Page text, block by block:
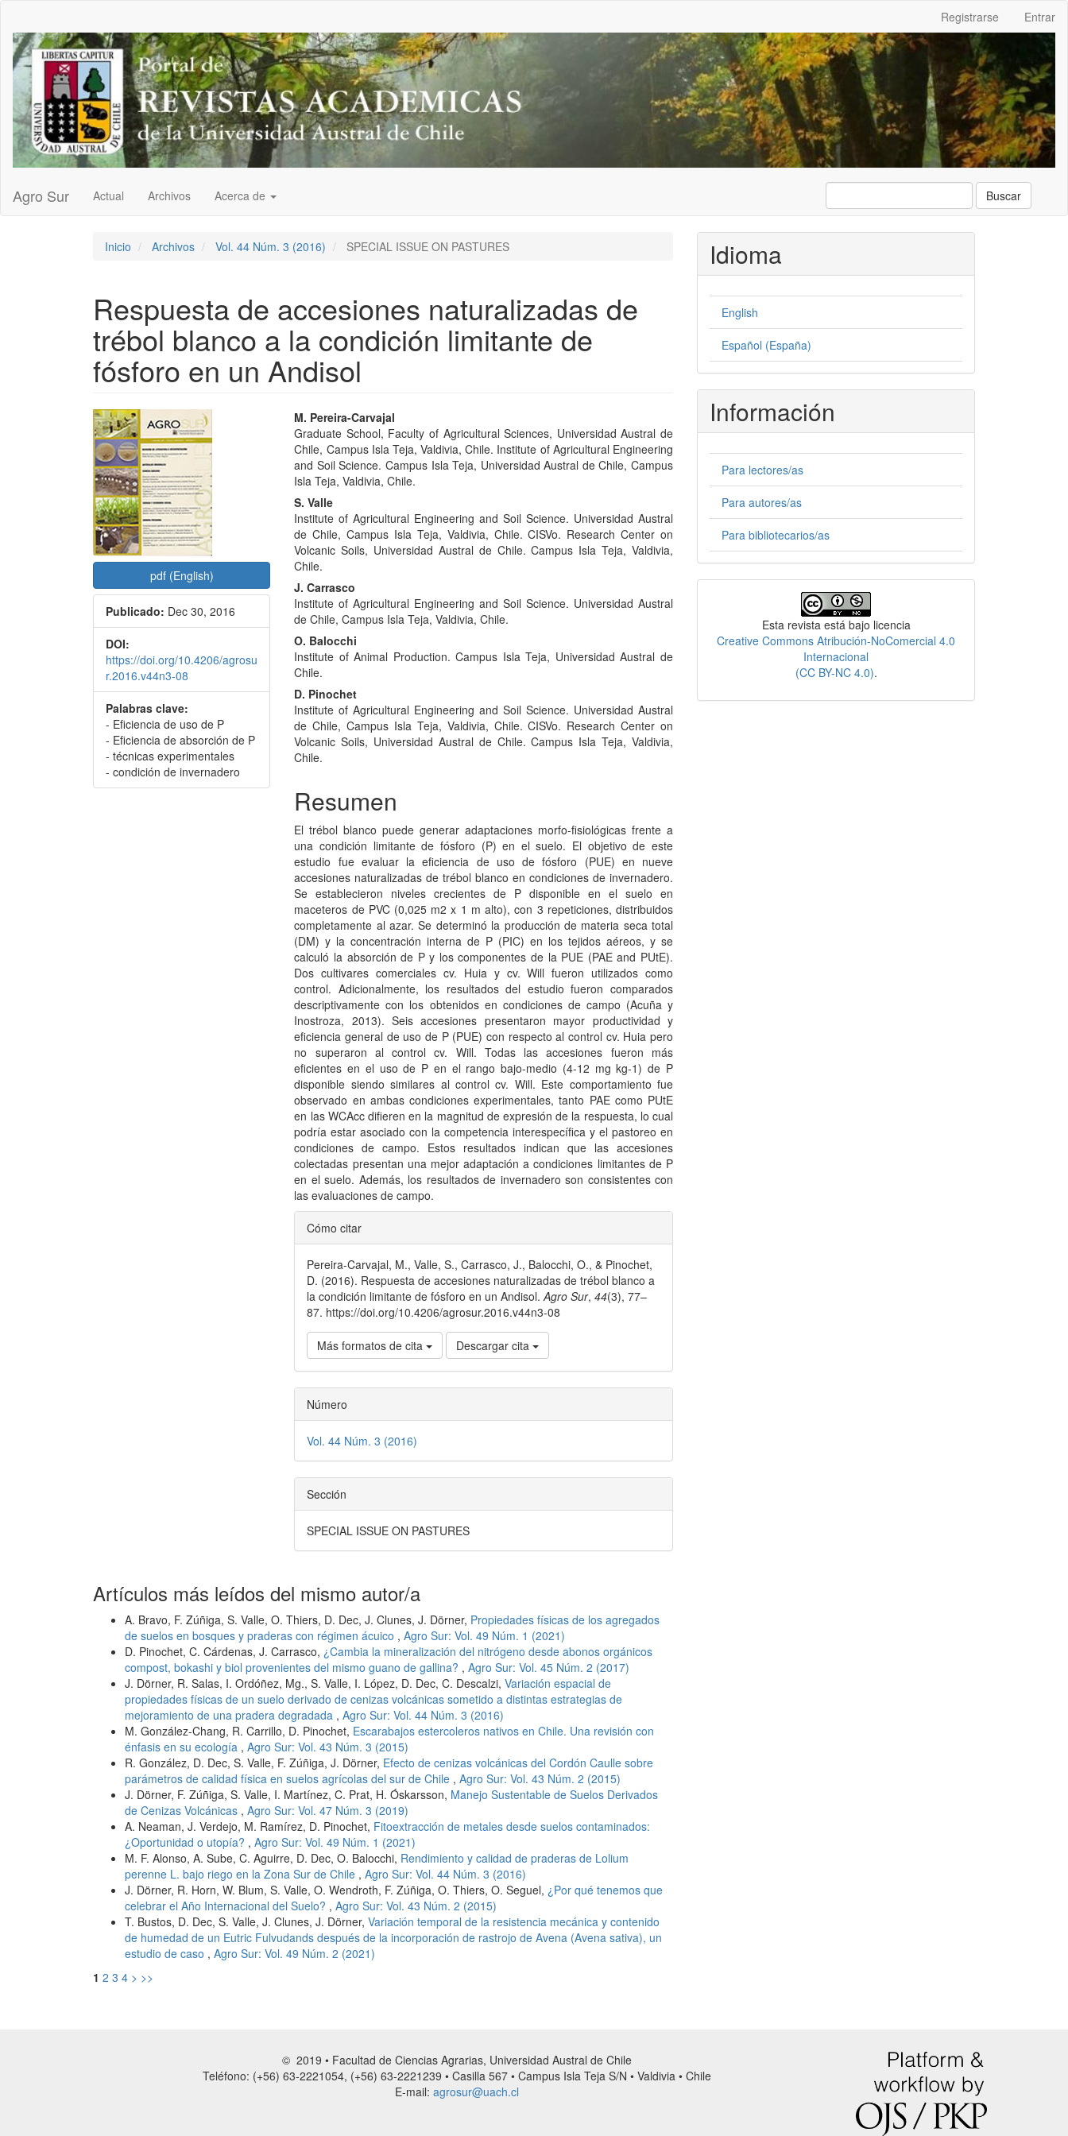
Contenido
principal
Barra
lateral
Registrarse Entrar
Agro Sur Actual Archivos Acerca de Buscar
Inicio Archivos Vol. 44 Núm. 3 (2016) SPECIAL ISSUE ON PASTURES
Respuesta de accesiones naturalizadas de
trébol blanco a la condición limitante de
fósforo en un Andisol
Barra
lateral
del
artículo
pdf (English)
Publicado: Dec 30, 2016
DOI:
https://doi.org/10.4206/agrosu
r.2016.v44n3-08
Palabras clave:
- Eficiencia de uso de P
- Eficiencia de absorción de P
- técnicas experimentales
- condición de invernadero
Contenido
principal
del
artículo
M. Pereira-Carvajal
Graduate School, Faculty of Agricultural Sciences, Universidad Austral de
Chile, Campus Isla Teja, Valdivia, Chile. Institute of Agricultural Engineering
and Soil Science. Campus Isla Teja, Universidad Austral de Chile, Campus
Isla Teja, Valdivia, Chile.
S. Valle
Institute of Agricultural Engineering and Soil Science. Universidad Austral
de Chile, Campus Isla Teja, Valdivia, Chile. CISVo. Research Center on
Volcanic Soils, Universidad Austral de Chile. Campus Isla Teja, Valdivia,
Chile.
J. Carrasco
Institute of Agricultural Engineering and Soil Science. Universidad Austral
de Chile, Campus Isla Teja, Valdivia, Chile.
O. Balocchi
Institute of Animal Production. Campus Isla Teja, Universidad Austral de
Chile.
D. Pinochet
Institute of Agricultural Engineering and Soil Science. Universidad Austral
de Chile, Campus Isla Teja, Valdivia, Chile. CISVo. Research Center on
Volcanic Soils, Universidad Austral de Chile. Campus Isla Teja, Valdivia,
Chile.
Resumen
El trébol blanco puede generar adaptaciones morfo-fisiológicas frente a
una condición limitante de fósforo (P) en el suelo. El objetivo de este
estudio fue evaluar la eficiencia de uso de fósforo (PUE) en nueve
accesiones naturalizadas de trébol blanco en condiciones de invernadero.
Se establecieron niveles crecientes de P disponible en el suelo en
maceteros de PVC (0,025 m2 x 1 m alto), con 3 repeticiones, distribuidos
completamente al azar. Se determinó la producción de materia seca total
(DM) y la concentración interna de P (PIC) en los tejidos aéreos, y se
calculó la absorción de P y los componentes de la PUE (PAE and PUtE).
Dos cultivares comerciales cv. Huia y cv. Will fueron utilizados como
control. Adicionalmente, los resultados del estudio fueron comparados
descriptivamente con los obtenidos en condiciones de campo (Acuña y
Inostroza, 2013). Seis accesiones presentaron mayor productividad y
eficiencia general de uso de P (PUE) con respecto al control cv. Huia pero
no superaron al control cv. Will. Todas las accesiones fueron más
eficientes en el uso de P en el rango bajo-medio (4-12 mg kg-1) de P
disponible siendo similares al control cv. Will. Este comportamiento fue
observado en ambas condiciones experimentales, tanto PAE como PUtE
en las WCAcc difieren en la magnitud de expresión de la respuesta, lo cual
podría estar asociado con la competencia interespecífica y el pastoreo en
condiciones de campo. Estos resultados indican que las accesiones
colectadas presentan una mejor adaptación a condiciones limitantes de P
en el suelo. Además, los resultados de invernadero son consistentes con
las evaluaciones de campo.
Detalles
del
artículo
Cómo citar
Pereira-Carvajal, M., Valle, S., Carrasco, J., Balocchi, O., & Pinochet,
D. (2016). Respuesta de accesiones naturalizadas de trébol blanco a
la condición limitante de fósforo en un Andisol.Agro Sur,44(3), 77–
87. https://doi.org/10.4206/agrosur.2016.v44n3-08
Más formatos de cita Descargar cita
Número
Vol. 44 Núm. 3 (2016)
Sección
SPECIAL ISSUE ON PASTURES
Artículos más leídos del mismo autor/a
A. Bravo, F. Zúñiga, S. Valle, O. Thiers, D. Dec, J. Clunes, J. Dörner, Propiedades físicas de los agregados
de suelos en bosques y praderas con régimen ácuico , Agro Sur: Vol. 49 Núm. 1 (2021)
D. Pinochet, C. Cárdenas, J. Carrasco, ¿Cambia la mineralización del nitrógeno desde abonos orgánicos
compost, bokashi y biol provenientes del mismo guano de gallina? , Agro Sur: Vol. 45 Núm. 2 (2017)
J. Dörner, R. Salas, I. Ordóñez, Mg., S. Valle, I. López, D. Dec, C. Descalzi, Variación espacial de
propiedades físicas de un suelo derivado de cenizas volcánicas sometido a distintas estrategias de
mejoramiento de una pradera degradada , Agro Sur: Vol. 44 Núm. 3 (2016)
M. González-Chang, R. Carrillo, D. Pinochet, Escarabajos estercoleros nativos en Chile. Una revisión con
énfasis en su ecología , Agro Sur: Vol. 43 Núm. 3 (2015)
R. González, D. Dec, S. Valle, F. Zúñiga, J. Dörner, Efecto de cenizas volcánicas del Cordón Caulle sobre
parámetros de calidad física en suelos agrícolas del sur de Chile , Agro Sur: Vol. 43 Núm. 2 (2015)
J. Dörner, F. Zúñiga, S. Valle, I. Martínez, C. Prat, H. Óskarsson, Manejo Sustentable de Suelos Derivados
de Cenizas Volcánicas , Agro Sur: Vol. 47 Núm. 3 (2019)
A. Neaman, J. Verdejo, M. Ramírez, D. Pinochet, Fitoextracción de metales desde suelos contaminados:
¿Oportunidad o utopía? , Agro Sur: Vol. 49 Núm. 1 (2021)
M. F. Alonso, A. Sube, C. Aguirre, D. Dec, O. Balocchi, Rendimiento y calidad de praderas de Lolium
perenne L. bajo riego en la Zona Sur de Chile , Agro Sur: Vol. 44 Núm. 3 (2016)
J. Dörner, R. Horn, W. Blum, S. Valle, O. Wendroth, F. Zúñiga, O. Thiers, O. Seguel, ¿Por qué tenemos que
celebrar el Año Internacional del Suelo? , Agro Sur: Vol. 43 Núm. 2 (2015)
T. Bustos, D. Dec, S. Valle, J. Clunes, J. Dörner, Variación temporal de la resistencia mecánica y contenido
de humedad de un Eutric Fulvudands después de la incorporación de rastrojo de Avena (Avena sativa), un
estudio de caso , Agro Sur: Vol. 49 Núm. 2 (2021)
1 2 3 4 > >>
Idioma
English
Español (España)
Información
Para lectores/as
Para autores/as
Para bibliotecarios/as
Esta revista está bajo licencia
Creative Commons Atribución-NoComercial 4.0
Internacional
(CC BY-NC 4.0).
© 2019 • Facultad de Ciencias Agrarias, Universidad Austral de Chile
Teléfono: (+56) 63-2221054, (+56) 63-2221239 • Casilla 567 • Campus Isla Teja S/N • Valdivia • Chile
E-mail: agrosur@uach.cl